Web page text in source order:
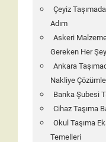
Çeyiz
Adım
Askeri Malzeme
Gereken Her Şey
Ankara
Nakliye
Banka Şubesi
Cihaz Taşıma
Okul Taşıma
Temelleri